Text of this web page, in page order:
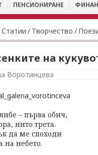
ПЕНСИОНИРАНЕ
Статии / Творчество /
на
Воротинцева
– първа обич,
нито трета.
да ме споходи
на небето.